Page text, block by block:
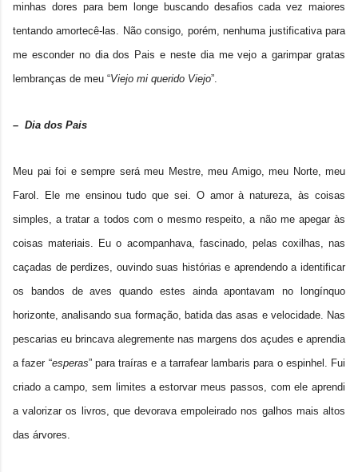
minhas dores para bem longe buscando desafios cada vez maiores
tentando amortecê-las. Não consigo, porém, nenhuma justificativa para
me esconder no dia dos Pais e neste dia me vejo a garimpar gratas
lembranças de meu “Viejo mi querido Viejo”.
– Dia dos Pais
Meu pai foi e sempre será meu Mestre, meu Amigo, meu Norte, meu
Farol. Ele me ensinou tudo que sei. O amor à natureza, às coisas
simples, a tratar a todos com o mesmo respeito, a não me apegar às
coisas materiais. Eu o acompanhava, fascinado, pelas coxilhas, nas
caçadas de perdizes, ouvindo suas histórias e aprendendo a identificar
os bandos de aves quando estes ainda apontavam no longínquo
horizonte, analisando sua formação, batida das asas e velocidade. Nas
pescarias eu brincava alegremente nas margens dos açudes e aprendia
a fazer “esperas” para traíras e a tarrafear lambaris para o espinhel. Fui
criado a campo, sem limites a estorvar meus passos, com ele aprendi
a valorizar os livros, que devorava empoleirado nos galhos mais altos
das árvores.